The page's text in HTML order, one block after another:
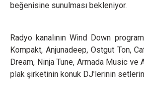
beğenisine sunulması bekleniyor.
Radyo kanalının Wind Down
Kompakt, Anjunadeep, Ostgut Ton,
Dream, Ninja Tune, Armada Music
plak şirketinin konuk DJ'lerinin